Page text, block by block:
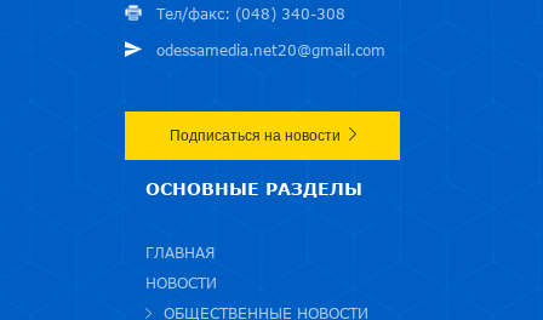
Тел/факс: (048) 340-308
odessamedia.net20@gmail.com
Подписаться на новости
ОСНОВНЫЕ РАЗДЕЛЫ
ГЛАВНАЯ
НОВОСТИ
ОБЩЕСТВЕННЫЕ НОВОСТИ